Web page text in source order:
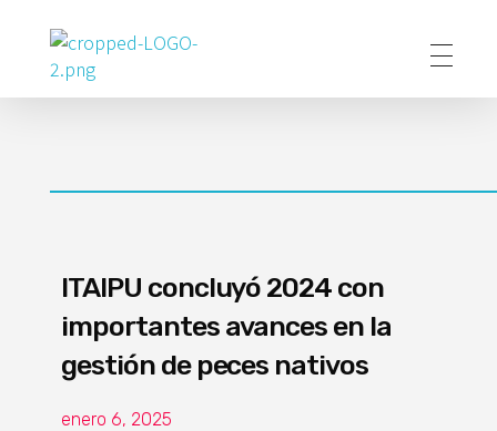
Poder Agropecuario
ITAIPU concluyó 2024 con
importantes avances en la
gestión de peces nativos
enero 6, 2025